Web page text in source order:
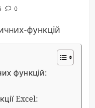
0
функцій:
Excel: